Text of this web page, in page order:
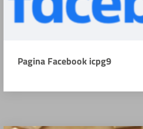
Pagina Facebook icpg9